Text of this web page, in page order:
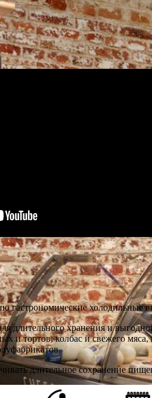
гастрономические
длительного хранения и
и тортов, колбас и свежего
длительное сохранение